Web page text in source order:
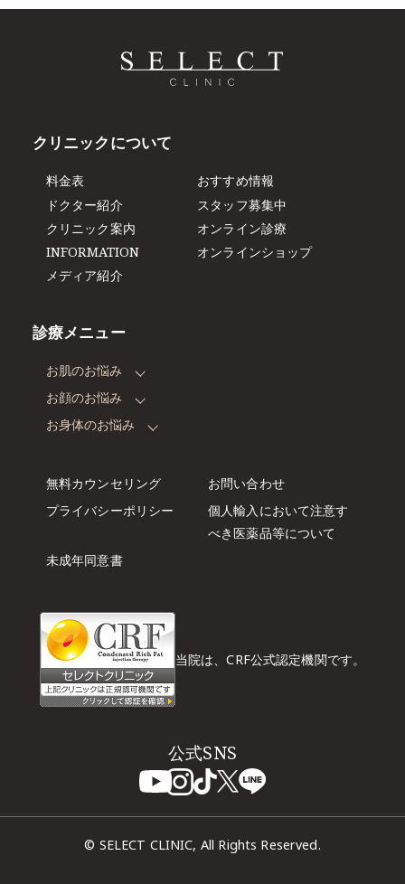
クリニックについて
料金表
ドクター紹介
クリニック案内
INFORMATION
メディア紹介
おすすめ情報
スタッフ募集中
オンライン診療
オンラインショップ
診療メニュー
お肌のお悩み
お顔のお悩み
お身体のお悩み
無料カウンセリング
お問い合わせ
プライバシーポリシー
個人輸入において注意す
べき 医薬品等について
未成年同意書
当院は、CRF公式認定機関です。
公式SNS
© SELECT CLINIC, All Rights Reserved.